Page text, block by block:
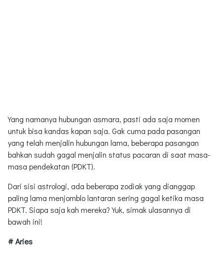
Yang namanya hubungan asmara, pasti ada saja momen
untuk bisa kandas kapan saja. Gak cuma pada pasangan
yang telah menjalin hubungan lama, beberapa pasangan
bahkan sudah gagal menjalin status pacaran di saat masa-
masa pendekatan (PDKT).
Dari sisi astrologi, ada beberapa zodiak yang dianggap
paling lama menjomblo lantaran sering gagal ketika masa
PDKT. Siapa saja kah mereka? Yuk, simak ulasannya di
bawah ini!
# Aries